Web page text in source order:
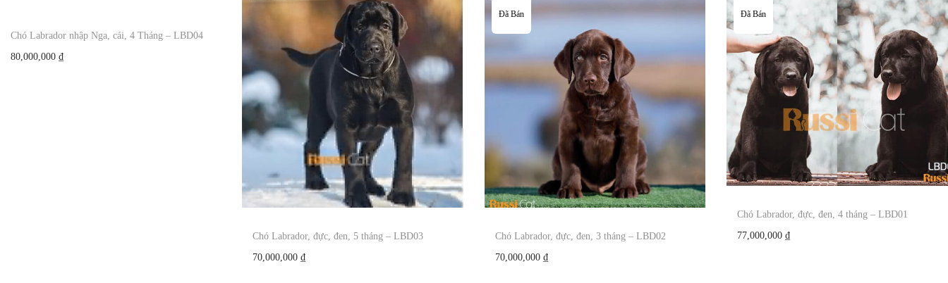
Chó Labrador nhập Nga, cái, 4 Tháng – LBD04
80,000,000 ₫
Chó Labrador, đực, đen, 5 tháng – LBD03
70,000,000₫
Đã Bán
Chó Labrador, đực, đen, 3 tháng – LBD02
70,000,000 ₫
Đã Bán
Chó Labrador, đực, đen, 4 tháng – LBD01
77,000,000₫